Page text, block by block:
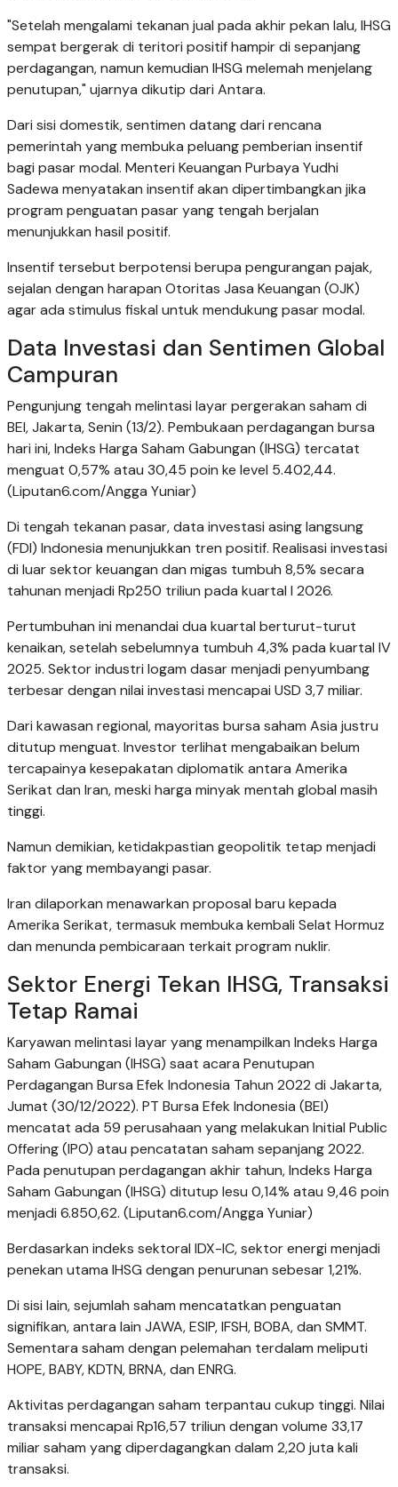
"Setelah mengalami tekanan jual pada akhir pekan lalu, IHSG
sempat bergerak di teritori positif hampir di sepanjang
perdagangan, namun kemudian IHSG melemah menjelang
penutupan," ujarnya dikutip dari Antara.
Dari sisi domestik, sentimen datang dari rencana
pemerintah yang membuka peluang pemberian insentif
bagi pasar modal. Menteri Keuangan Purbaya Yudhi
Sadewa menyatakan insentif akan dipertimbangkan jika
program penguatan pasar yang tengah berjalan
menunjukkan hasil positif.
Insentif tersebut berpotensi berupa pengurangan pajak,
sejalan dengan harapan Otoritas Jasa Keuangan (OJK)
agar ada stimulus fiskal untuk mendukung pasar modal.
Data Investasi dan Sentimen Global
Campuran
Pengunjung tengah melintasi layar pergerakan saham di
BEI, Jakarta, Senin (13/2). Pembukaan perdagangan bursa
hari ini, Indeks Harga Saham Gabungan (IHSG) tercatat
menguat 0,57% atau 30,45 poin ke level 5.402,44.
(Liputan6.com/Angga Yuniar)
Di tengah tekanan pasar, data investasi asing langsung
(FDI) Indonesia menunjukkan tren positif. Realisasi investasi
di luar sektor keuangan dan migas tumbuh 8,5% secara
tahunan menjadi Rp250 triliun pada kuartal I 2026.
Pertumbuhan ini menandai dua kuartal berturut-turut
kenaikan, setelah sebelumnya tumbuh 4,3% pada kuartal IV
2025. Sektor industri logam dasar menjadi penyumbang
terbesar dengan nilai investasi mencapai USD 3,7 miliar.
Dari kawasan regional, mayoritas bursa saham Asia justru
ditutup menguat. Investor terlihat mengabaikan belum
tercapainya kesepakatan diplomatik antara Amerika
Serikat dan Iran, meski harga minyak mentah global masih
tinggi.
Namun demikian, ketidakpastian geopolitik tetap menjadi
faktor yang membayangi pasar.
Iran dilaporkan menawarkan proposal baru kepada
Amerika Serikat, termasuk membuka kembali Selat Hormuz
dan menunda pembicaraan terkait program nuklir.
Sektor Energi Tekan IHSG, Transaksi
Tetap Ramai
Karyawan melintasi layar yang menampilkan Indeks Harga
Saham Gabungan (IHSG) saat acara Penutupan
Perdagangan Bursa Efek Indonesia Tahun 2022 di Jakarta,
Jumat (30/12/2022). PT Bursa Efek Indonesia (BEI)
mencatat ada 59 perusahaan yang melakukan Initial Public
Offering (IPO) atau pencatatan saham sepanjang 2022.
Pada penutupan perdagangan akhir tahun, Indeks Harga
Saham Gabungan (IHSG) ditutup lesu 0,14% atau 9,46 poin
menjadi 6.850,62. (Liputan6.com/Angga Yuniar)
Berdasarkan indeks sektoral IDX-IC, sektor energi menjadi
penekan utama IHSG dengan penurunan sebesar 1,21%.
Di sisi lain, sejumlah saham mencatatkan penguatan
signifikan, antara lain JAWA, ESIP, IFSH, BOBA, dan SMMT.
Sementara saham dengan pelemahan terdalam meliputi
HOPE, BABY, KDTN, BRNA, dan ENRG.
Aktivitas perdagangan saham terpantau cukup tinggi. Nilai
transaksi mencapai Rp16,57 triliun dengan volume 33,17
miliar saham yang diperdagangkan dalam 2,20 juta kali
transaksi.